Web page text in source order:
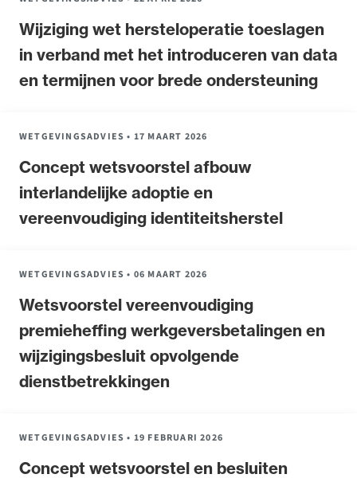
Wijziging wet hersteloperatie toeslagen
in verband met het introduceren van data
en termijnen voor brede ondersteuning
Concept wetsvoorstel afbouw
interlandelijke adoptie en
vereenvoudiging identiteitsherstel
WETGEVINGSADVIES• 17 MAART 2026
Wetsvoorstel vereenvoudiging
premieheffing werkgeversbetalingen en
wijzigingsbesluit opvolgende
dienstbetrekkingen
WETGEVINGSADVIES• 06 MAART 2026
Concept wetsvoorstel en besluiten
WETGEVINGSADVIES• 19 FEBRUARI 2026